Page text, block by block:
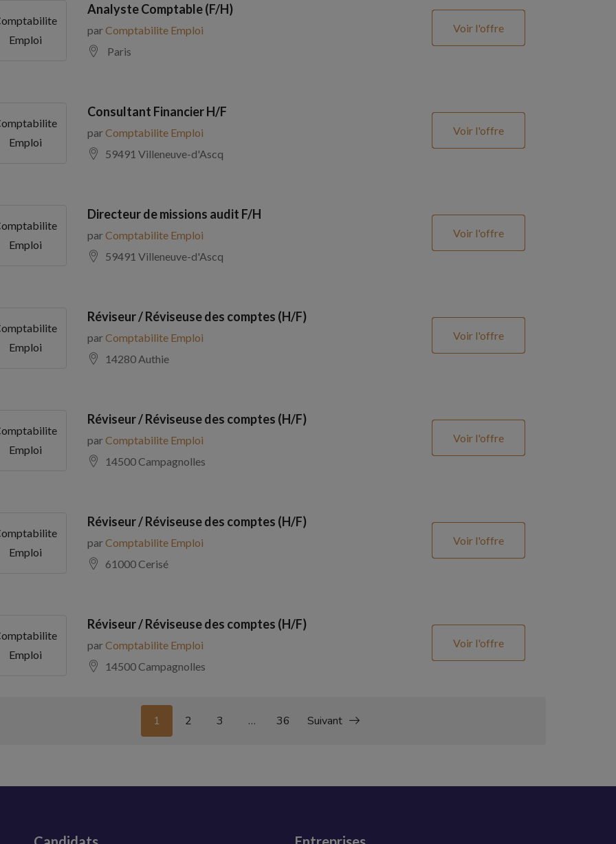
Emploi
Analyste Comptable (F/H)
parComptabilite Emploi
Paris
Voir l'offre
Emploi
Consultant Financier H/F
parComptabilite Emploi
59491 Villeneuve-d'Ascq
Voir l'offre
Emploi
Directeur de missions audit F/H
parComptabilite Emploi
59491 Villeneuve-d'Ascq
Voir l'offre
Emploi
Réviseur / Réviseuse des comptes (H/F)
parComptabilite Emploi
14280 Authie
Voir l'offre
Emploi
Réviseur / Réviseuse des comptes (H/F)
parComptabilite Emploi
14500 Campagnolles
Voir l'offre
Emploi
Réviseur / Réviseuse des comptes (H/F)
parComptabilite Emploi
61000 Cerisé
Voir l'offre
Emploi
Réviseur / Réviseuse des comptes (H/F)
parComptabilite Emploi
14500 Campagnolles
Voir l'offre
1 2 3 … 36 Suivant